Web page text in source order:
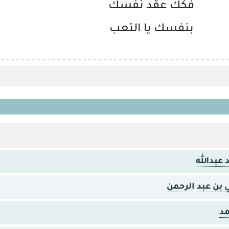
فكك عقد نفسك
بنفسك يا التعب
عبدالله
بن عبد الرحمن